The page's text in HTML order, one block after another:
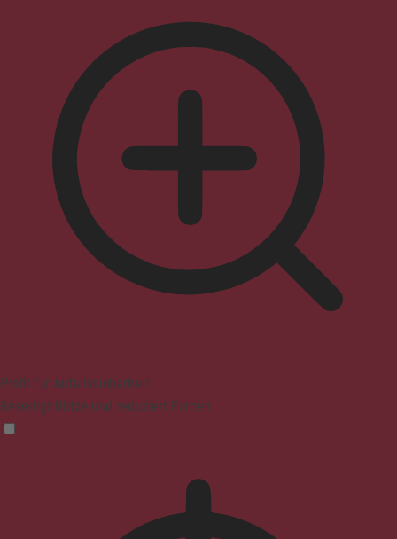
Profil für Anfallssicherheit
Beseitigt Blitze und reduziert Farben